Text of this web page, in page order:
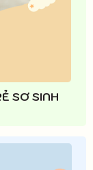
SƠ SINH